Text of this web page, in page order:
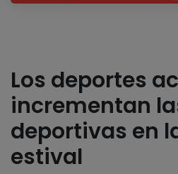
Los deportes
incrementan
deportivas en
estival